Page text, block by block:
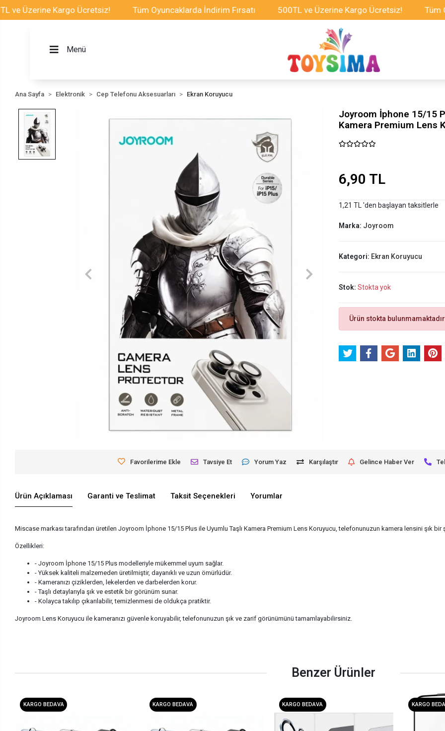
Kargo Ücretsiz! Tüm Oyuncaklarda İndirim Fırsatı 500TL ve Üzerine Kargo Ücretsiz! Tüm
Menü
Ana Sayfa Elektronik Cep Telefonu Aksesuarları Ekran Koruyucu
Joyroom İphone 15/15
Kamera Premium Lens
6,90 TL
1,21 TL 'den başlayan taksitlerle
Marka: Joyroom
Kategori: Ekran Koruyucu
Stok: Stokta yok
Ürün stokta
Favorilerime Ekle Tavsiye Et Yorum Yaz Karşılaştır Gelince Haber Ver
Ürün Açıklaması Garanti ve Teslimat Taksit Seçenekleri Yorumlar
Miscase markası tarafından üretilen Joyroom İphone 15/15 Plus ile Uyumlu Taşlı Kamera Premium Lens Koruyucu, telefonunuzun kamera lensini şık
Özellikleri:
- Joyroom İphone 15/15 Plus modelleriyle mükemmel uyum sağlar.
- Yüksek kaliteli malzemeden üretilmiştir, dayanıklı ve uzun ömürlüdür.
- Kameranızı çiziklerden, lekelerden ve darbelerden korur.
- Taşlı detaylarıyla şık ve estetik bir görünüm sunar.
- Kolayca takılıp çıkarılabilir, temizlenmesi de oldukça pratiktir.
Joyroom Lens Koruyucu ile kameranızı güvenle koruyabilir, telefonunuzun şık ve zarif görünümünü tamamlayabilirsiniz.
Benzer Ürünler
KARGO BEDAVA KARGO BEDAVA KARGO BEDAVA KARGO